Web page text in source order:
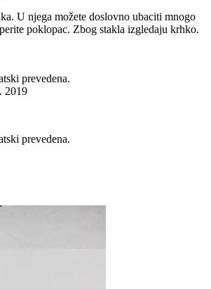
U njega možete doslovno ubaciti mnogo
poklopac. Zbog stakla izgledaju krhko.
prevedena.
2019
prevedena.